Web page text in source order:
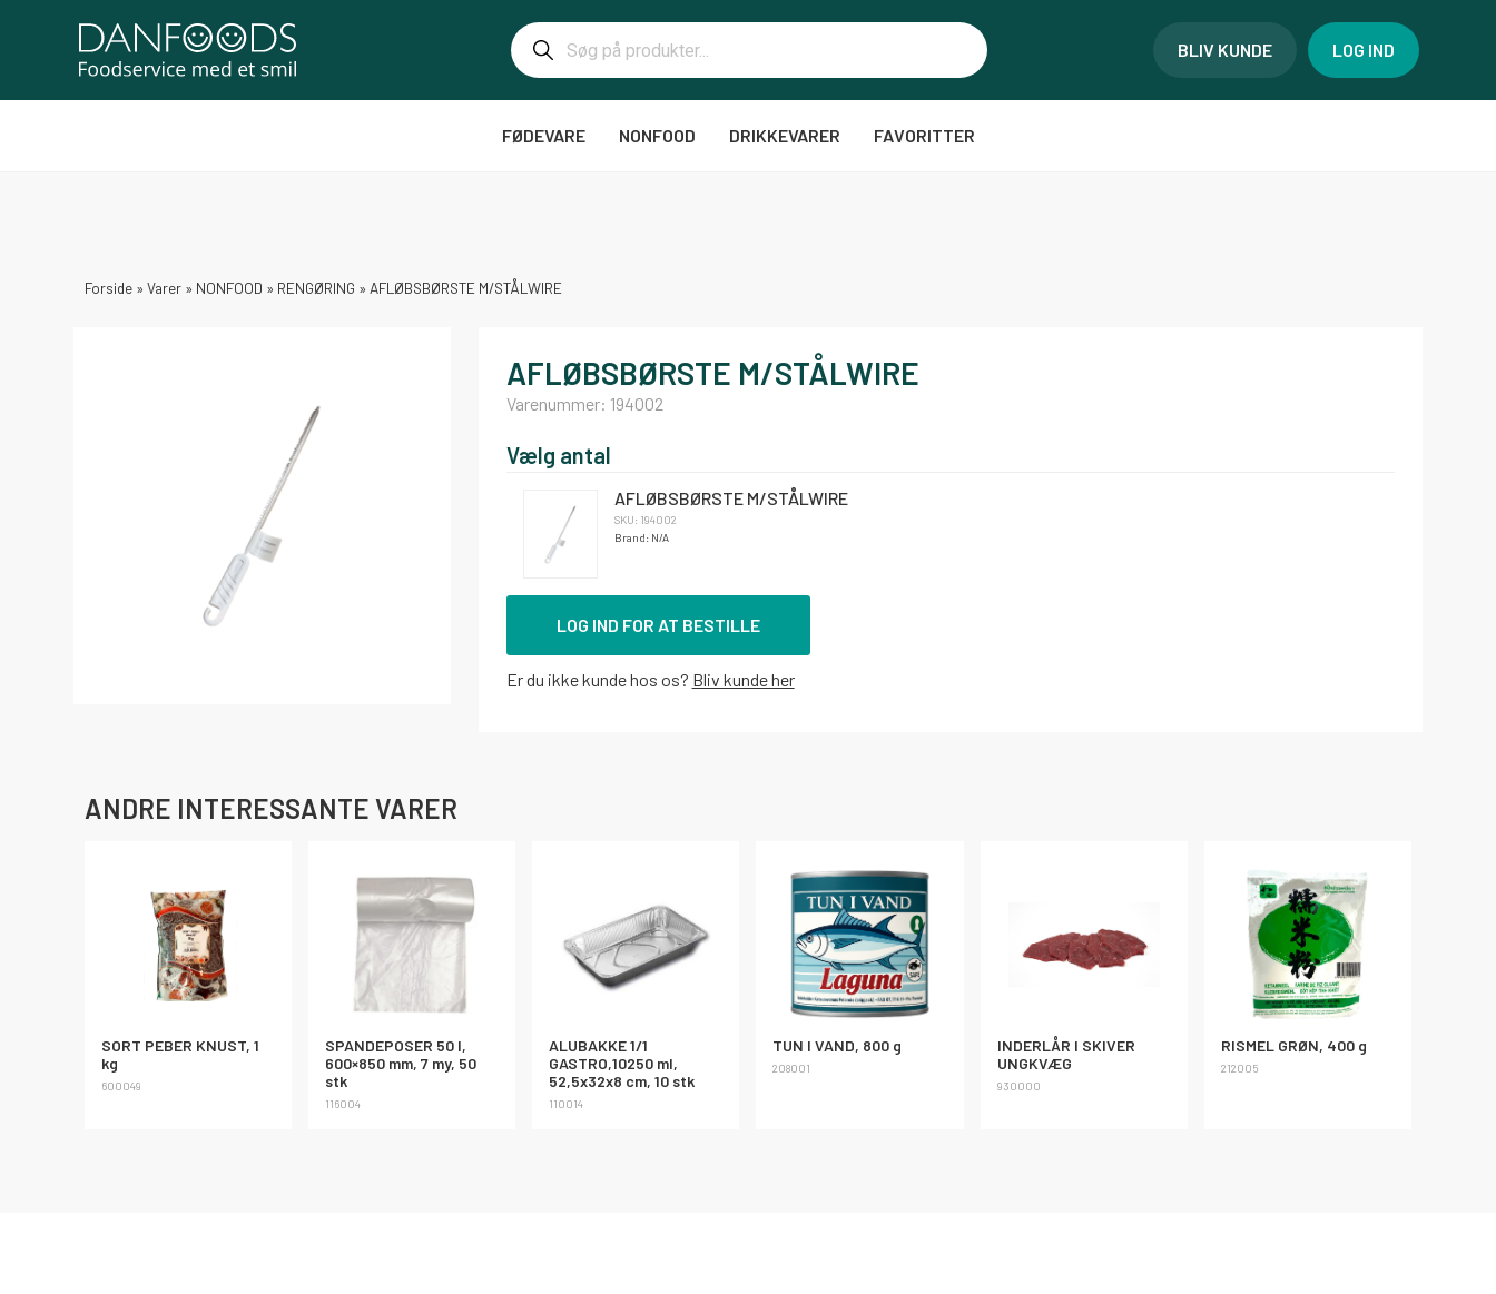
BLIV KUNDE LOG IND
FØDEVARE NONFOOD DRIKKEVARER FAVORITTER
Forside » Varer » NONFOOD » RENGØRING » AFLØBSBØRSTE M/STÅLWIRE
AFLØBSBØRSTE M/STÅLWIRE
Varenummer: 194002
Vælg antal
AFLØBSBØRSTE M/STÅLWIRE
SKU: 194002
Brand: N/A
LOG IND FOR AT BESTILLE
Er du ikke kunde hos os? Bliv kunde her
ANDRE INTERESSANTE VARER
SORT PEBER KNUST, 1
kg
600049
SPANDEPOSER 50 l,
600×850 mm, 7 my, 50
stk
116004
ALUBAKKE 1/1
GASTRO,10250 ml,
52,5x32x8 cm, 10 stk
110014
TUN I VAND, 800 g
208001
INDERLÅR I SKIVER
UNGKVÆG
930000
RISMEL GRØN, 400 g
212005